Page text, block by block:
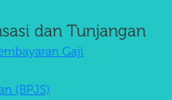
dan Tunjangan
Gaji
(BPJS)